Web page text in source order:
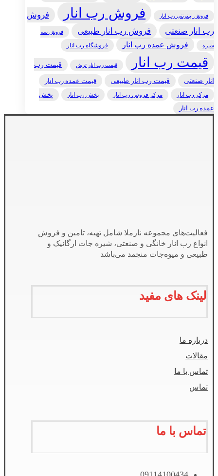
فروش اینترنتی رب انار فروش رب انار
فروش
رب انار صنعتی
فروش رب انار طبیعی فروش سه
شیره فروش عمده رب انار فروشگاه رب انار
قیمت رب انار قیمت رب انار ترش قیمت رب
انار صنعتی قیمت رب انار طبیعی قیمت عمده رب انار
مرکز رب انار مرکز فروش رب انار پخش رب انار
پخش
عمده رب انار
فعالیت‌های مجموعه نارملا شامل تهیه، تامین و فروش
انواع رب انار خانگی و صنعتی، شیره جات ارگانیک و
طبیعی و میوه‌جات منجمد می‌باشد
لینک های مفید
درباره ما
مقالات
تماس با ما
تماس
تماس با ما